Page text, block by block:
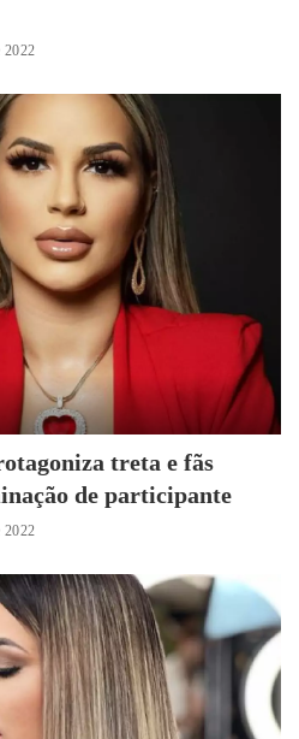
2022
treta e fãs
de participante
2022